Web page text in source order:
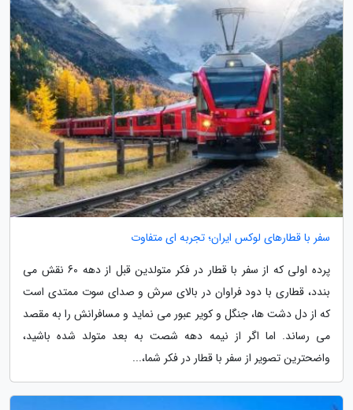
سفر با قطارهای لوکس ایران؛ تجربه ای متفاوت
پرده اولی که از سفر با قطار در فکر متولدین قبل از دهه 60 نقش می
بندد، قطاری با دود فراوان در بالای سرش و صدای سوت ممتدی است
که از دل دشت ها، جنگل و کویر عبور می نماید و مسافرانش را به مقصد
می رساند. اما اگر از نیمه دهه شصت به بعد متولد شده باشید،
واضحترین تصویر از سفر با قطار در فکر شما،...